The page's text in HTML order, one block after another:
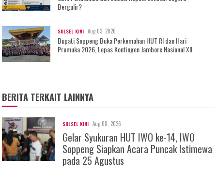
Bergulir?
SULSEL KINI Aug 03, 2026
Bupati Soppeng Buka Perkemahan HUT RI dan Hari
Pramuka 2026, Lepas Kontingen Jambore Nasional XII
BERITA TERKAIT LAINNYA
SULSEL KINI Aug 08, 2026
Gelar Syukuran HUT IWO ke-14, IWO
Soppeng Siapkan Acara Puncak Istimewa
pada 25 Agustus